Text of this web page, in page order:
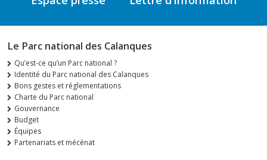
Le Parc national des Calanques
Qu’est-ce qu’un Parc national ?
Identité du Parc national des Calanques
Bons gestes et réglementations
Charte du Parc national
Gouvernance
Budget
Équipes
Partenariats et mécénat